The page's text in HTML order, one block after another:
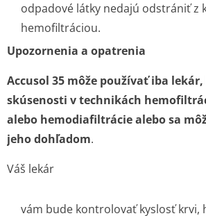
odpadové látky nedajú odstrániť z
hemofiltráciou.
Upozornenia a opatrenia
Accusol 35 môže používať iba
skúsenosti v technikách
alebo hemodiafiltrácie alebo sa
jeho dohľadom.
Váš lekár
vám bude kontrolovať kyslosť krvi,